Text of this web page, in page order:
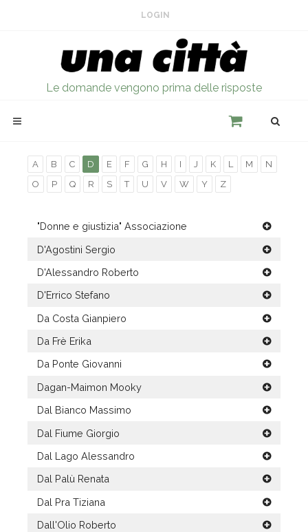
LOGIN
Le domande vengono prima delle risposte
A B C D E F G H I J K L M
N
O
P Q R S T U V W Y Z
"Donne e giustizia" Associazione
D'Agostini Sergio
D'Alessandro Roberto
D'Errico Stefano
Da Costa Gianpiero
Da Frè Erika
Da Ponte Giovanni
Dagan-Maimon Mooky
Dal Bianco Massimo
Dal Fiume Giorgio
Dal Lago Alessandro
Dal Palù Renata
Dal Pra Tiziana
Dall'Olio Roberto